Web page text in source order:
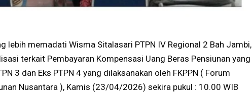
lebih memadati Wisma Sitalasari PTPN IV Regional 2 Bah Jambi,
terkait Pembayaran Kompensasi Uang Beras Pensiunan yang
3 dan Eks PTPN 4 yang dilaksanakan oleh FKPPN ( Forum
Nusantara ), Kamis (23/04/2026) sekira pukul : 10.00 WIB